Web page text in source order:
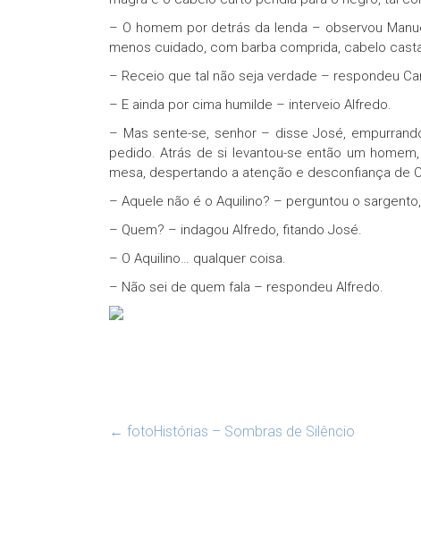
– O homem por detrás da lenda – observou
menos cuidado, com barba comprida, cabelo
– Receio que tal não seja verdade – respondeu
– E ainda por cima humilde – interveio Alfredo.
– Mas sente-se, senhor – disse José,
pedido. Atrás de si levantou-se então um
mesa, despertando a atenção e desconfiança de
– Aquele não é o Aquilino? – perguntou o
– Quem? – indagou Alfredo, fitando José.
– O Aquilino… qualquer coisa.
– Não sei de quem fala – respondeu Alfredo.
← fotoHistórias – Sombras de Silêncio